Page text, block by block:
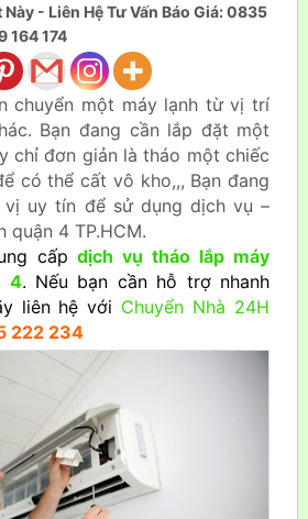
Này - Liên Hệ Tư Vấn Báo Giá: 0835
164 174
chuyển một máy lạnh từ vị trí
Bạn đang cần lắp đặt một
chỉ đơn giản là tháo một chiếc
có thể cất vô kho,,, Bạn đang
uy tín để sử dụng dịch vụ –
quận 4 TP.HCM.
cấpdịch vụ tháo lắp máy
4. Nếu bạn cần hỗ trợ nhanh
liên hệ với Chuyển Nhà 24H
222 234